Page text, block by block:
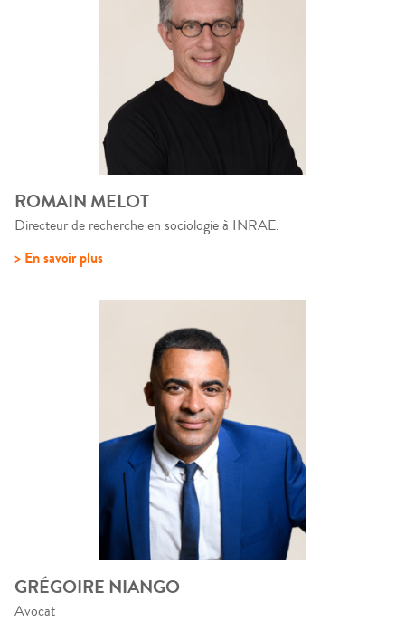
ROMAIN MELOT
Directeur de recherche en sociologie à INRAE.
> En savoir plus
GRÉGOIRE NIANGO
Avocat